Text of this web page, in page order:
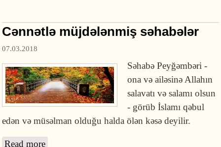
Cənnətlə müjdələnmiş səhabələr
07.03.2018
Səhabə Peyğəmbəri -
ona və ailəsinə Allahın
salavatı və salamı olsun
- görüb İslamı qəbul
edən və müsəlman olduğu halda ölən kəsə deyilir.
Read more